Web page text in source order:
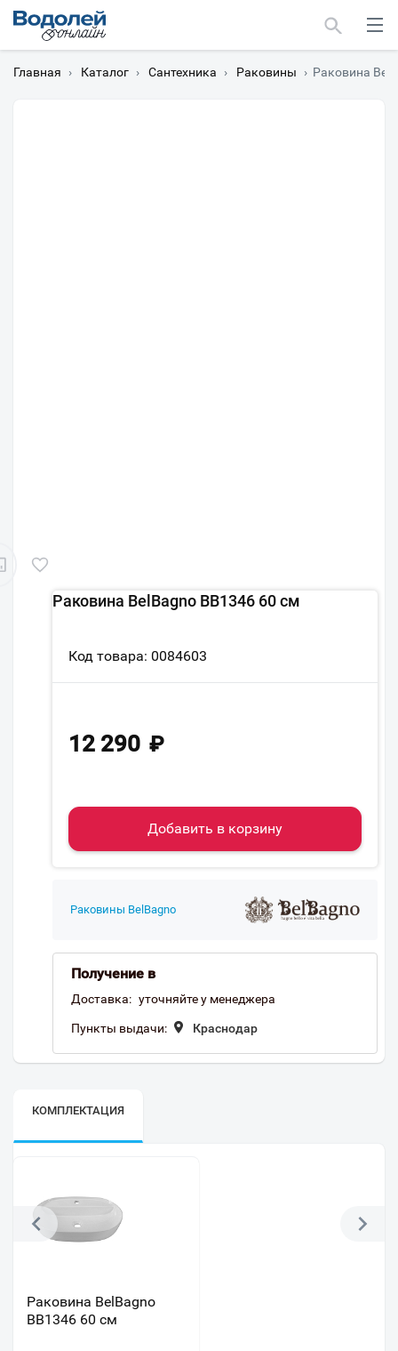
Главная › Каталог › Сантехника › Раковины › Раковина
Раковина BelBagno BB1346 60 см
Код товара: 0084603
12 290 ₽
Добавить в корзину
Раковины BelBagno
Получение в
Доставка: уточняйте у менеджера
Пункты выдачи: Краснодар
КОМПЛЕКТАЦИЯ
Раковина BelBagno
BB1346 60 см